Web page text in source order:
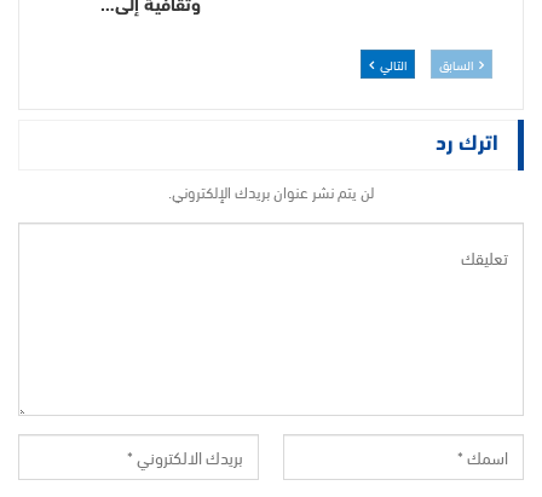
وثقافية إلى…
السابق التالي
اترك رد
لن يتم نشر عنوان بريدك الإلكتروني.